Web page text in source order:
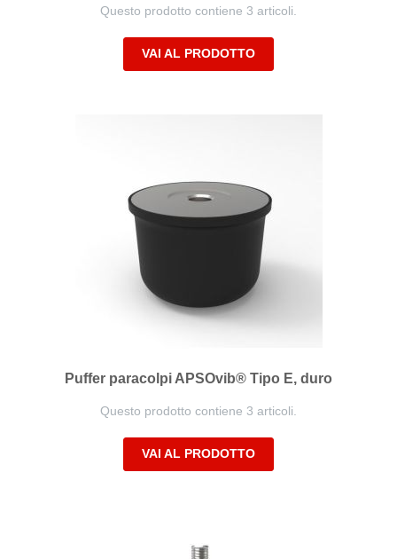
Questo prodotto contiene 3 articoli.
VAI AL PRODOTTO
Puffer paracolpi APSOvib® Tipo E, duro
Questo prodotto contiene 3 articoli.
VAI AL PRODOTTO